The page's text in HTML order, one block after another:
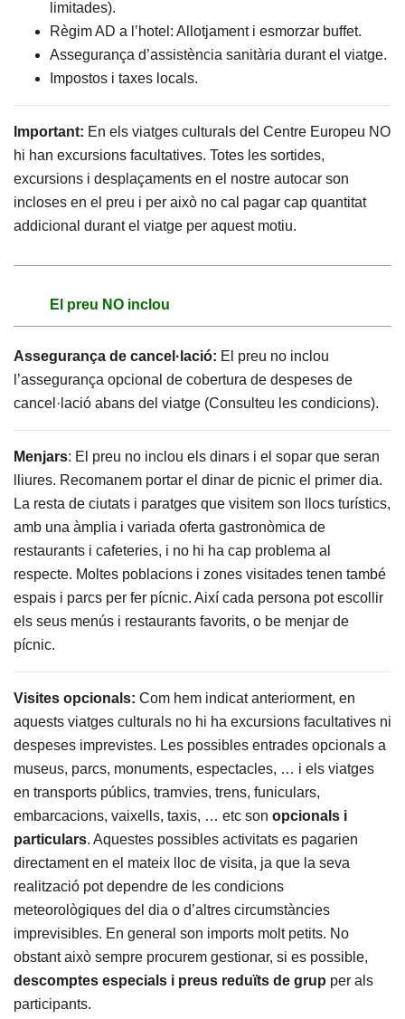
limitades).
Règim AD a l’hotel: Allotjament i esmorzar buffet.
Assegurança d’assistència sanitària durant el viatge.
Impostos i taxes locals.
Important: En els viatges culturals del Centre Europeu NO
hi han excursions facultatives. Totes les sortides,
excursions i desplaçaments en el nostre autocar son
incloses en el preu i per això no cal pagar cap quantitat
addicional durant el viatge per aquest motiu.
El preu NO inclou
Assegurança de cancel·lació: El preu no inclou
l’assegurança opcional de cobertura de despeses de
cancel·lació abans del viatge (Consulteu les condicions).
Menjars: El preu no inclou els dinars i el sopar que seran
lliures. Recomanem portar el dinar de picnic el primer dia.
La resta de ciutats i paratges que visitem son llocs turístics,
amb una àmplia i variada oferta gastronòmica de
restaurants i cafeteries, i no hi ha cap problema al
respecte. Moltes poblacions i zones visitades tenen també
espais i parcs per fer pícnic. Així cada persona pot escollir
els seus menús i restaurants favorits, o be menjar de
pícnic.
Visites opcionals: Com hem indicat anteriorment, en
aquests viatges culturals no hi ha excursions facultatives ni
despeses imprevistes. Les possibles entrades opcionals a
museus, parcs, monuments, espectacles, … i els viatges
en transports públics, tramvies, trens, funiculars,
embarcacions, vaixells, taxis, … etc son opcionals i
particulars. Aquestes possibles activitats es pagarien
directament en el mateix lloc de visita, ja que la seva
realització pot dependre de les condicions
meteorològiques del dia o d’altres circumstàncies
imprevisibles. En general son imports molt petits. No
obstant això sempre procurem gestionar, si es possible,
descomptes especials i preus reduïts de grup per als
participants.